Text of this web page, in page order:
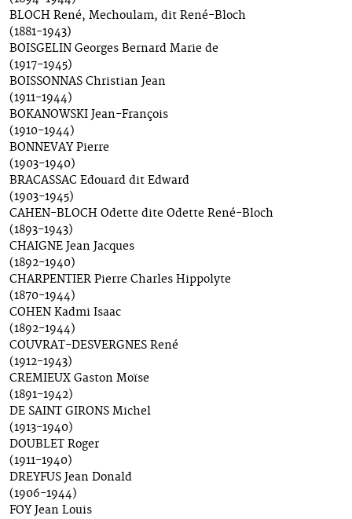
BLOCH René, Mechoulam, dit René-Bloch
(1881-1943)
BOISGELIN Georges Bernard Marie de
(1917-1945)
BOISSONNAS Christian Jean
(1911-1944)
BOKANOWSKI Jean-François
(1910-1944)
BONNEVAY Pierre
(1903-1940)
BRACASSAC Edouard dit Edward
(1903-1945)
CAHEN-BLOCH Odette dite Odette René-Bloch
(1893-1943)
CHAIGNE Jean Jacques
(1892-1940)
CHARPENTIER Pierre Charles Hippolyte
(1870-1944)
COHEN Kadmi Isaac
(1892-1944)
COUVRAT-DESVERGNES René
(1912-1943)
CREMIEUX Gaston Moïse
(1891-1942)
DE SAINT GIRONS Michel
(1913-1940)
DOUBLET Roger
(1911-1940)
DREYFUS Jean Donald
(1906-1944)
FOY Jean Louis